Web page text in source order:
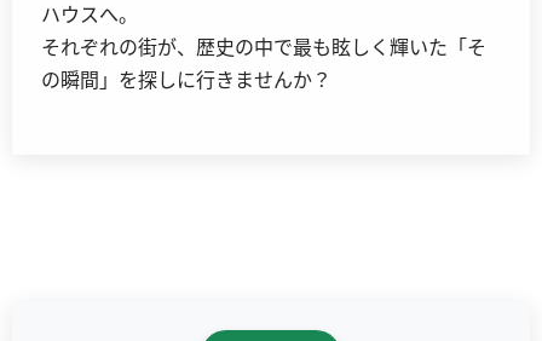
ハウスへ。
それぞれの街が、歴史の中で最も眩しく輝いた「そ
の瞬間」を探しに行きませんか？